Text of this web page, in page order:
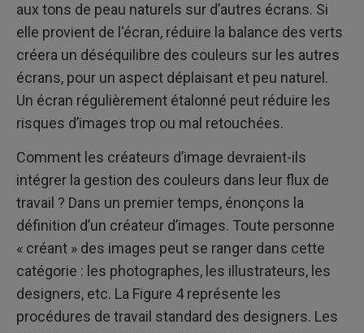
aux tons de peau naturels sur d’autres écrans. Si
elle provient de l'écran, réduire la balance des verts
créera un déséquilibre des couleurs sur les autres
écrans, pour un aspect déplaisant et peu naturel.
Un écran régulièrement étalonné peut réduire les
risques d’images trop ou mal retouchées.
Comment les créateurs d’image devraient-ils
intégrer la gestion des couleurs dans leur flux de
travail ? Dans un premier temps, énonçons la
définition d’un créateur d’images. Toute personne
« créant » des images peut se ranger dans cette
catégorie : les photographes, les illustrateurs, les
designers, etc. La Figure 4 représente les
procédures de travail standard des designers. Les